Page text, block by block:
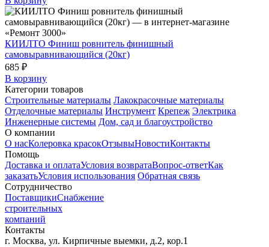
КИИЛТО Финиш ровнитель финишный
самовыравнивающийся (20кг)
685 ₽
В корзину
Категории товаров
Строительные материалы Лакокрасочные материалы
Отделочные материалы Инструмент Крепеж Электрика
Инженерные системы Дом, сад и благоустройство
О компании
О насКолеровка красокОтзывыНовостиКонтакты
Помощь
Доставка и оплатаУсловия возвратаВопрос-ответКак
заказатьУсловия использования Обратная связь
Сотрудничество
ПоставщикиСнабжение
строительных
компаний
Контакты
г. Москва, ул. Кирпичные выемки, д.2, кор.1